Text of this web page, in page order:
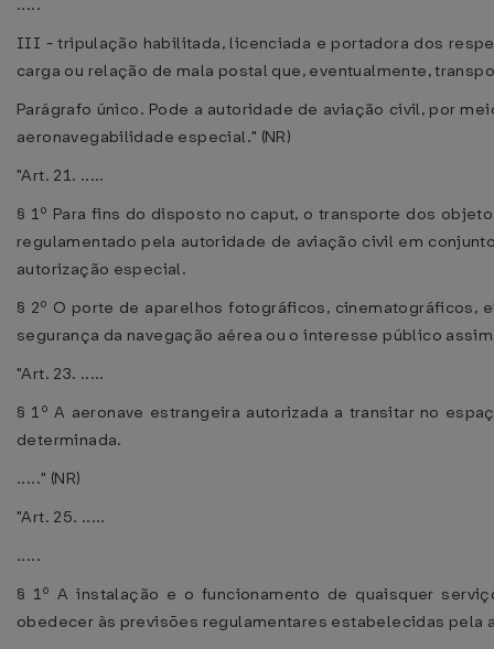
.....
III - tripulação habilitada, licenciada e portadora dos
carga ou relação de mala postal que, eventualmente,
Parágrafo único. Pode a autoridade de aviação civil, por
aeronavegabilidade especial." (NR)
"Art. 21. .....
§ 1º Para fins do disposto no caput, o transporte dos
regulamentado pela autoridade de aviação civil em
autorização especial.
§ 2º O porte de aparelhos fotográficos, cinematográficos,
segurança da navegação aérea ou o interesse público assim
"Art. 23. .....
§ 1º A aeronave estrangeira autorizada a transitar no
determinada.
....." (NR)
"Art. 25. .....
.....
§ 1º A instalação e o funcionamento de quaisquer
obedecer às previsões regulamentares estabelecidas pela